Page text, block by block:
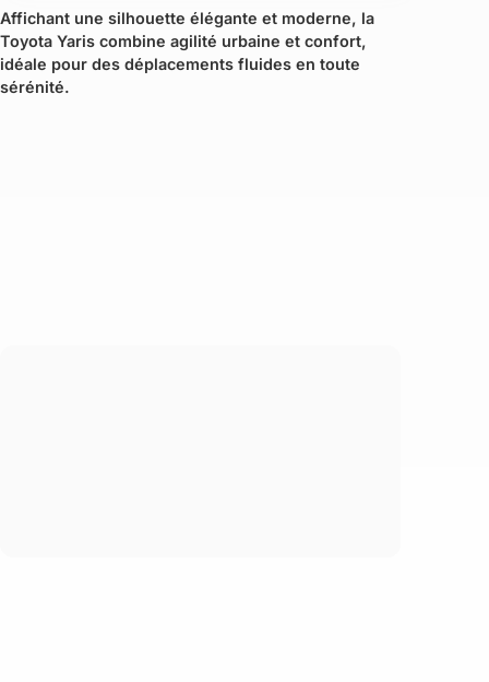
Affichant une silhouette élégante et moderne, la
Toyota Yaris combine agilité urbaine et confort,
idéale pour des déplacements fluides en toute
sérénité.